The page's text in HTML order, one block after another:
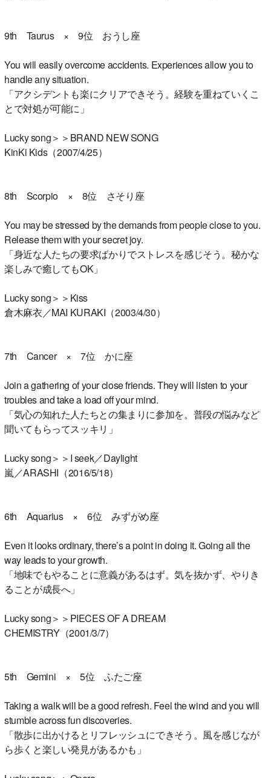
9th Taurus × 9位 おうし座
You will easily overcome accidents. Experiences allow you to
handle any situation.
「アクシデントも楽にクリアできそう。経験を重ねていくこ
とで対処が可能に」
Lucky song＞＞BRAND NEW SONG
KinKi Kids（2007/4/25）
8th Scorpio × 8位 さそり座
You may be stressed by the demands from people close to you.
Release them with your secret joy.
「身近な人たちの要求ばかりでストレスを感じそう。秘かな
楽しみで癒してもOK」
Lucky song＞＞Kiss
倉木麻衣／MAI KURAKI（2003/4/30）
7th Cancer × 7位 かに座
Join a gathering of your close friends. They will listen to your
troubles and take a load off your mind.
「気心の知れた人たちとの集まりに参加を。普段の悩みなど
聞いてもらってスッキリ」
Lucky song＞＞I seek／Daylight
嵐／ARASHI（2016/5/18）
6th Aquarius × 6位 みずがめ座
Even it looks ordinary, there’s a point in doing it. Going all the
way leads to your growth.
「地味でもやることに意義があるはず。気を抜かず、やりき
ることが成長へ」
Lucky song＞＞PIECES OF A DREAM
CHEMISTRY（2001/3/7）
5th Gemini × 5位 ふたご座
Taking a walk will be a good refresh. Feel the wind and you will
stumble across fun discoveries.
「散歩に出かけるとリフレッシュにできそう。風を感じなが
ら歩くと楽しい発見があるかも」